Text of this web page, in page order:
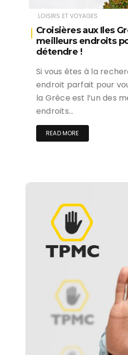
LOISIRS ET VOYAGES
Croisières aux Iles
meilleurs endroits
détendre !
Si vous êtes à la
endroit parfait pour
la Grèce est l’un des
endroits…
READ MORE